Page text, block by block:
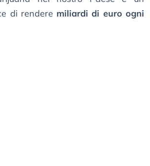
di rendere miliardi di euro ogni